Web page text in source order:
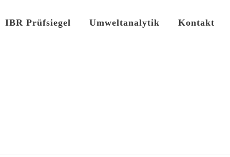
IBR Prüfsiegel Umweltanalytik Kontakt